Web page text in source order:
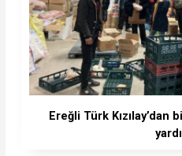
Ereğli Türk